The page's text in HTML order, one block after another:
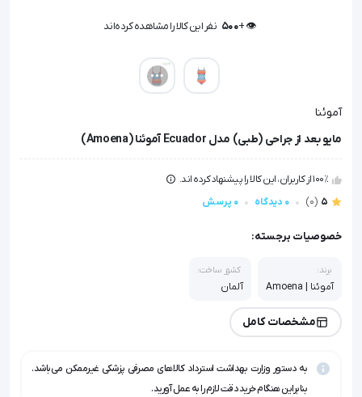
👁️ +
500 نفر این کالا را مشاهده کرده‌اند
آموئنا
مایو بعد از جراحی (طبی) مدل Ecuador آموئنا (Amoena)
100٪ از کاربران، این کالا را پیشنهاد کرده اند.
5
(0) 0 دیدگاه 0 پرسش
خصوصیات برجسته:
برند:
آموئنا | Amoena
کشور ساخت:
آلمان
مشخصات کامل
به دستور وزارت بهداشت استرداد کالاهای مصرفی پزشکی غیرممکن می‌باشد.
بنابراین هنگام خرید دقت لازم را به عمل آورید.